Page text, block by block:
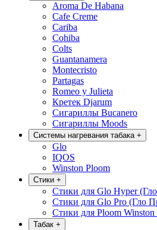
Aroma De Habana
Cafe Creme
Cariba
Cohiba
Colts
Guantanamera
Montecristo
Partagas
Romeo y Julieta
Кретек Djarum
Сигариллы Bucanero
Сигариллы Moods
Системы нагревания табака +
Glo
IQOS
Winston Ploom
Стики +
Стики для Glo Hyper
Стики для Glo Pro (Гло
Стики для Ploom
Табак +